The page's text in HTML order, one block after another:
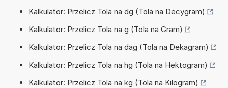
Kalkulator: Przelicz Tola na dg (Tola na Decygram)
Kalkulator: Przelicz Tola na g (Tola na Gram)
Kalkulator: Przelicz Tola na dag (Tola na Dekagram)
Kalkulator: Przelicz Tola na hg (Tola na Hektogram)
Kalkulator: Przelicz Tola na kg (Tola na Kilogram)